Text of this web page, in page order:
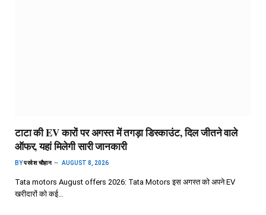
टाटा की EV कारों पर अगस्त में तगड़ा डिस्काउंट, दिल जीतने वाले
ऑफर, यहां मिलेगी सारी जानकारी
BYपरवेश चौहान AUGUST 8, 2026
Tata motors August offers 2026: Tata Motors इस अगस्त को अपने EV
खरीदारों को कई…